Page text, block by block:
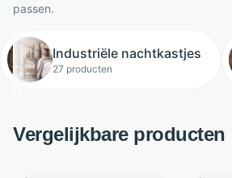
passen.
Industriële nachtkastjes
27 producten
Vergelijkbare producten